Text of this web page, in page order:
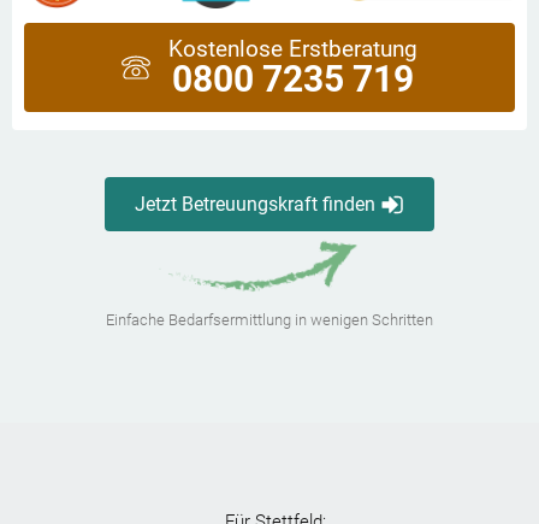
Kostenlose Erstberatung
0800 7235 719
Jetzt Betreuungskraft finden
Einfache Bedarfsermittlung in wenigen Schritten